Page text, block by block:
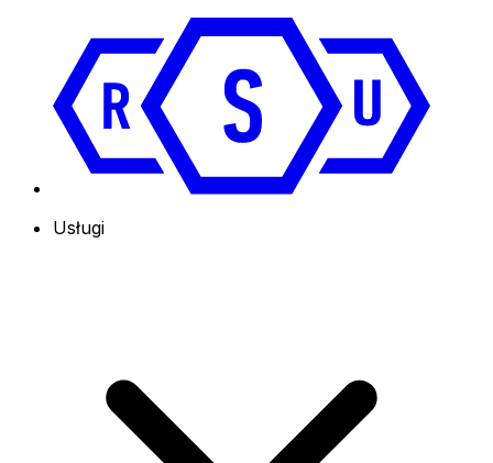
Usługi